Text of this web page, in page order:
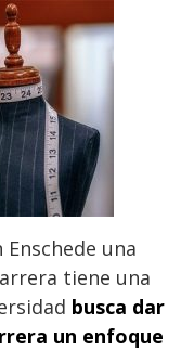
una
tiene una
busca dar
un enfoque